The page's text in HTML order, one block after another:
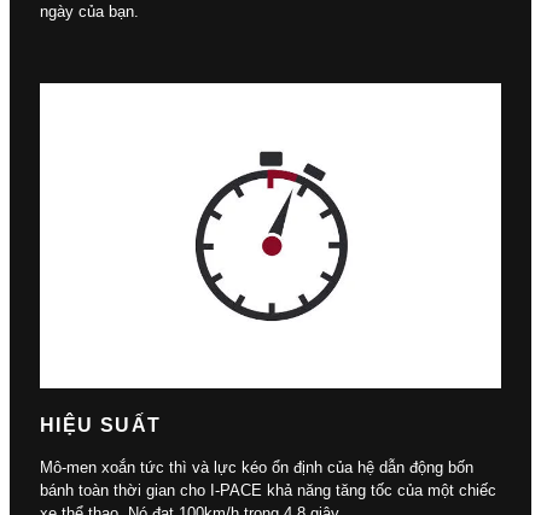
ngày của bạn.
HIỆU SUẤT
Mô-men xoắn tức thì và lực kéo ổn định của hệ dẫn động bốn
bánh toàn thời gian cho I-PACE khả năng tăng tốc của một chiếc